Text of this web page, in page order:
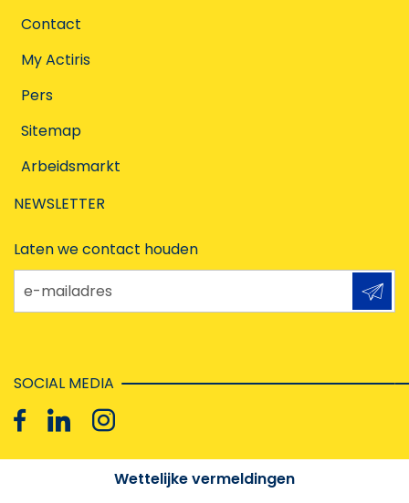
Contact
My Actiris
Pers
Sitemap
Arbeidsmarkt
NEWSLETTER
Laten we contact houden
e-mailadres
SOCIAL MEDIA
Wettelijke vermeldingen